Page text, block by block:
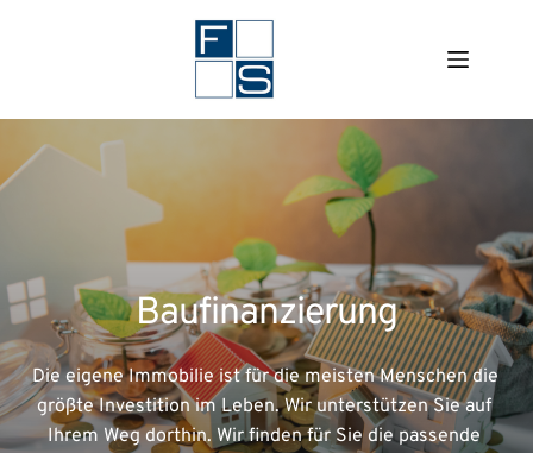
Baufinanzierung
Die eigene Immobilie ist für die meisten Menschen die
größte Investition im Leben. Wir unterstützen Sie auf
Ihrem Weg dorthin. Wir finden für Sie die passende